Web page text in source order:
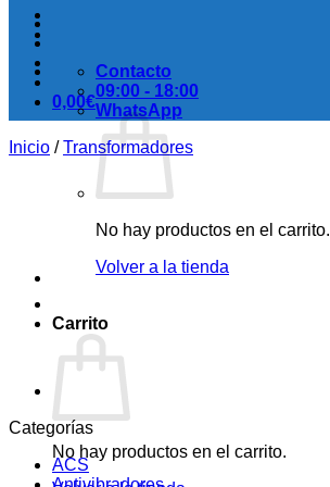
0,00€
No hay productos en el carrito.
Volver a la tienda
Carrito
No hay productos en el carrito.
Contacto
09:00 - 18:00
WhatsApp
Inicio / Transformadores
Categorías
ACS